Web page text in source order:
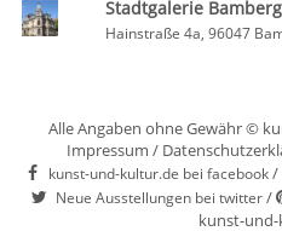
Stadtgalerie
Hainstraße 4a, 96047
Alle Angaben ohne Gewähr ©
Impressum /
kunst-und-kultur.de bei facebook/
Neue Ausstellungen bei twitter/
kunst-